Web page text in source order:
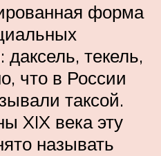
форма
текель,
что в России
таксой.
XIX века эту
называть